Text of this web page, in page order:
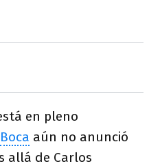
en pleno
Boca aún no anunció
allá de Carlos